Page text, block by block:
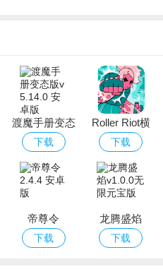
版优化爆率机制，普通鱼群高
豪礼、节日兑换码不间断，首
到 “上线即领、玩就有赚”，零
设计阶梯化，新手场、经典
水平玩家。支持单机离线与联
深度竞技需求。操作简单易上
略元素，合理运用道具与技能
渡魔手册变态
版
下载
Roller Riot横
街快打
下载
帝尊令
下载
龙腾盛焰
下载